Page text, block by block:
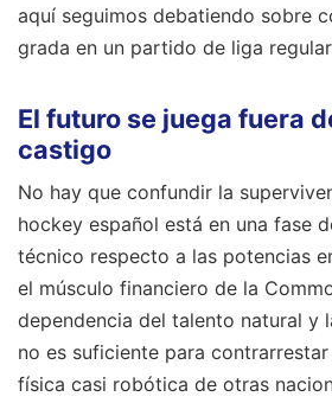
aquí seguimos debatiendo sobre
grada en un partido de liga
El futuro se juega fuera
castigo
No hay que confundir la
hockey español está en una fase
técnico respecto a las potencias
el músculo financiero de la
dependencia del talento natural y
no es suficiente para
física casi robótica de otras